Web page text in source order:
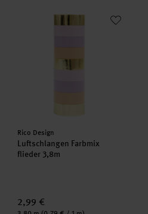
Luftschlangen Farbmix flieder
Hersteller:
Rico Design
Luftschlangen Farbmix
flieder 3,8m
2,99 €